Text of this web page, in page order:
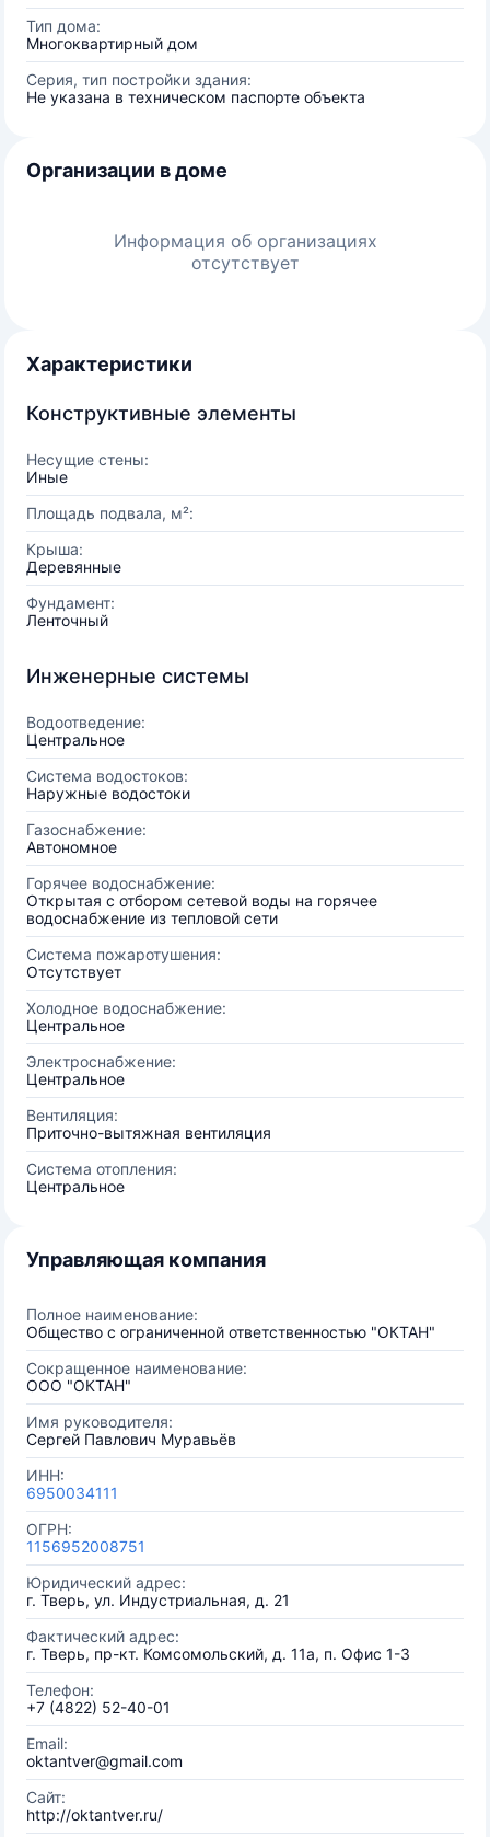
Тип дома:
Многоквартирный дом
Серия, тип постройки здания:
Не указана в техническом паспорте объекта
Организации в доме
Информация об организациях
отсутствует
Характеристики
Конструктивные элементы
Несущие стены:
Иные
Площадь подвала, м²:
Крыша:
Деревянные
Фундамент:
Ленточный
Инженерные системы
Водоотведение:
Центральное
Система водостоков:
Наружные водостоки
Газоснабжение:
Автономное
Горячее водоснабжение:
Открытая с отбором сетевой воды на горячее
водоснабжение из тепловой сети
Система пожаротушения:
Отсутствует
Холодное водоснабжение:
Центральное
Электроснабжение:
Центральное
Вентиляция:
Приточно-вытяжная вентиляция
Система отопления:
Центральное
Управляющая компания
Полное наименование:
Общество с ограниченной ответственностью "ОКТАН"
Сокращенное наименование:
ООО "ОКТАН"
Имя руководителя:
Сергей Павлович Муравьёв
ИНН:
6950034111
ОГРН:
1156952008751
Юридический адрес:
г. Тверь, ул. Индустриальная, д. 21
Фактический адрес:
г. Тверь, пр-кт. Комсомольский, д. 11а, п. Офис 1-3
Телефон:
+7 (4822) 52-40-01
Email:
oktantver@gmail.com
Сайт:
http://oktantver.ru/